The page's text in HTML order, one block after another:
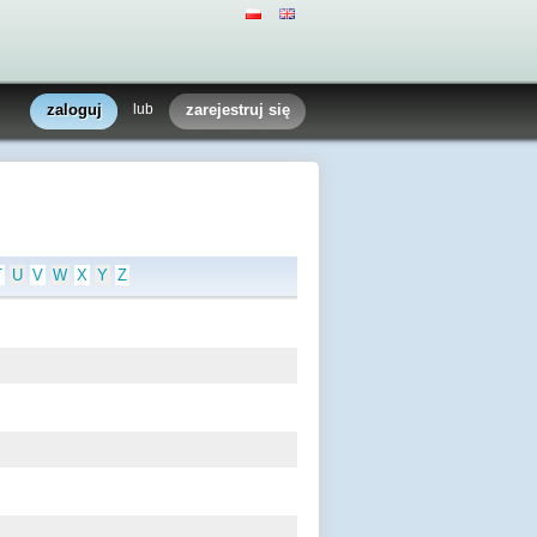
zaloguj lub zarejestruj się
U V W X Y Z